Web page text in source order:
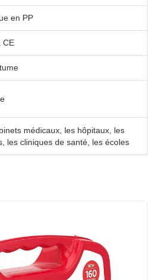
en PP
CE
médicaux, les hôpitaux, les
les cliniques de santé, les écoles